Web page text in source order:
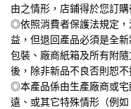
由之情形，店鋪得於您訂
◎依照消費者保護法規定，
益，但退回產品必須是全
包裝、廠商紙箱及所有附
後，除非新品不良否則恕不
◎本產品係由生產廠商或宅
遠、或其它特殊情形（例